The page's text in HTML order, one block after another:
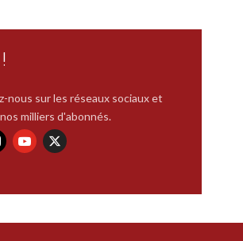
nous sur les réseaux sociaux et
milliers d'abonnés.